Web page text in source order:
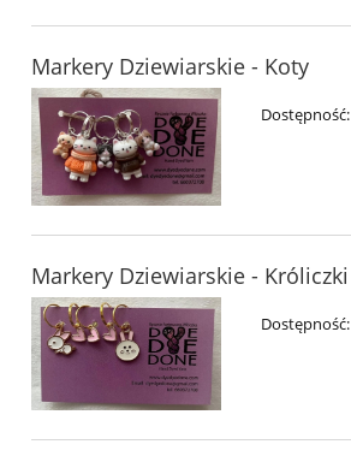
Markery Dziewiarskie - Koty
Dostępność:
Markery Dziewiarskie - Króliczki
Dostępność: